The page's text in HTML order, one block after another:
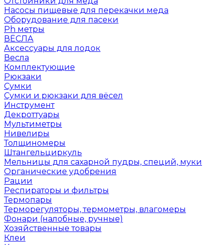
Насосы пищевые для перекачки меда
Оборудование для пасеки
Ph метры
ВЁСЛА
Аксессуары для лодок
Весла
Комплектующие
Рюкзаки
Сумки
Сумки и рюкзаки для вёсел
Инструмент
Декроттуары
Мультиметры
Нивелиры
Толщиномеры
Штангельциркуль
Мельницы для сахарной пудры, специй, муки
Органические удобрения
Рации
Респираторы и фильтры
Термопары
Терморегуляторы, термометры, влагомеры
Фонари (налобные, ручные)
Хозяйственные товары
Клеи